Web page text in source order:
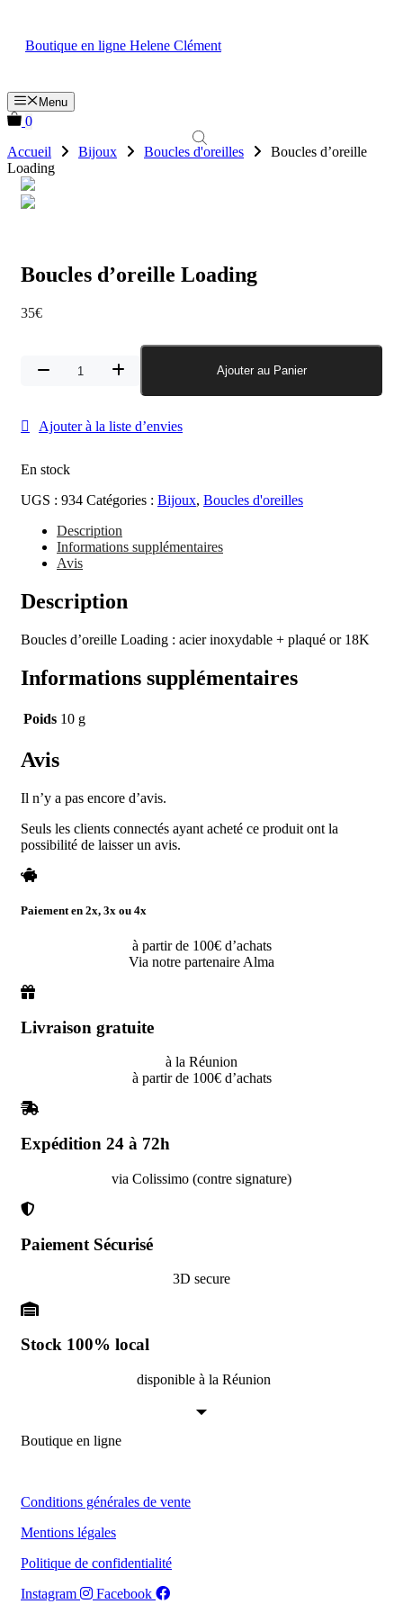
contenu
Boutique en ligne Helene Clément
Menu
0
Accueil
Bijoux Boucles d'oreilles
Boucles d’oreille
Loading
Boucles d’oreille Loading
35€
quantité
d'oreille
Loading
Ajouter au Panier
Ajouter à la liste d’envies
En stock
UGS : 934 Catégories : Bijoux, Boucles d'oreilles
Description
Informations supplémentaires
Avis
Description
Boucles d’oreille Loading : acier inoxydable + plaqué or 18K
Informations supplémentaires
Poids 10 g
Avis
Il n’y a pas encore d’avis.
Seuls les clients connectés ayant acheté ce produit ont la
possibilité de laisser un avis.
Paiement en 2x, 3x ou 4x
à partir de 100€ d’achats
Via notre partenaire Alma
Livraison gratuite
à la Réunion
à partir de 100€ d’achats
Expédition 24 à 72h
via Colissimo (contre signature)
Paiement Sécurisé
3D secure
Stock 100% local
disponible à la Réunion
Boutique en ligne
Conditions générales de vente
Mentions légales
Politique de confidentialité
Instagram
Facebook